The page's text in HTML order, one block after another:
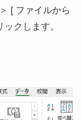
[ ファイルから
クします。